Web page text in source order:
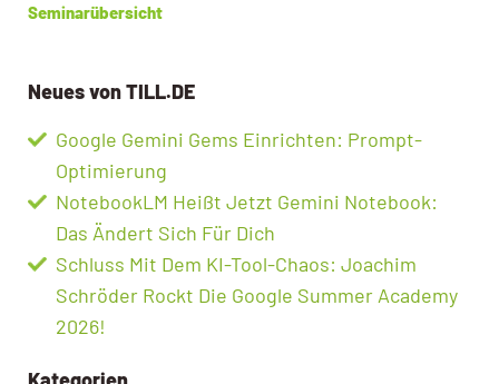
Seminarübersicht
Neues von TILL.DE
Google Gemini Gems Einrichten: Prompt-
Optimierung
NotebookLM Heißt Jetzt Gemini Notebook:
Das Ändert Sich Für Dich
Schluss Mit Dem KI-Tool-Chaos: Joachim
Schröder Rockt Die Google Summer Academy
2026!
Kategorien